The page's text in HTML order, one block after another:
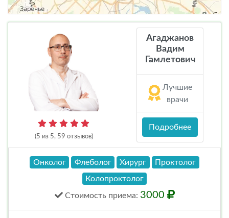
(5 из 5, 59 отзывов)
Агаджанов
Вадим
Гамлетович
Лучшие
врачи
Подробнее
Онколог Флеболог Хирург
Проктолог
Колопроктолог
Стоимость приема: 3000